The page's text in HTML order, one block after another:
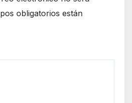
obligatorios están